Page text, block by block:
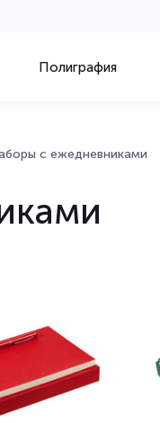
Полиграфия
с ежедневниками